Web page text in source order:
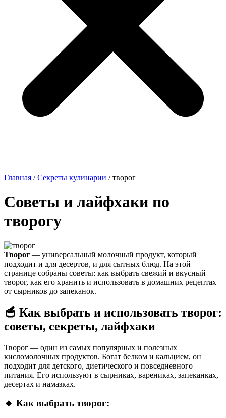
Главная /Секреты кулинарии /творог
Советы и лайфхаки по
творогу
Творог — универсальный молочный продукт, который
подходит и для десертов, и для сытных блюд. На этой
странице собраны советы: как выбрать свежий и вкусный
творог, как его хранить и использовать в домашних рецептах
от сырников до запеканок.
🥣 Как выбрать и использовать творог:
советы, секреты, лайфхаки
Творог — один из самых популярных и полезных
кисломолочных продуктов. Богат белком и кальцием, он
подходит для детского, диетического и повседневного
питания. Его используют в сырниках, варениках, запеканках,
десертах и намазках.
🔸 Как выбрать творог: